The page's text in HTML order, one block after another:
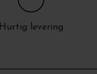
Hurtig levering